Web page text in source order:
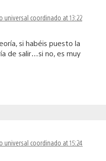
universal coordinado at 13:22
si habéis puesto la
de salir…si no, es muy
universal coordinado at 15:24